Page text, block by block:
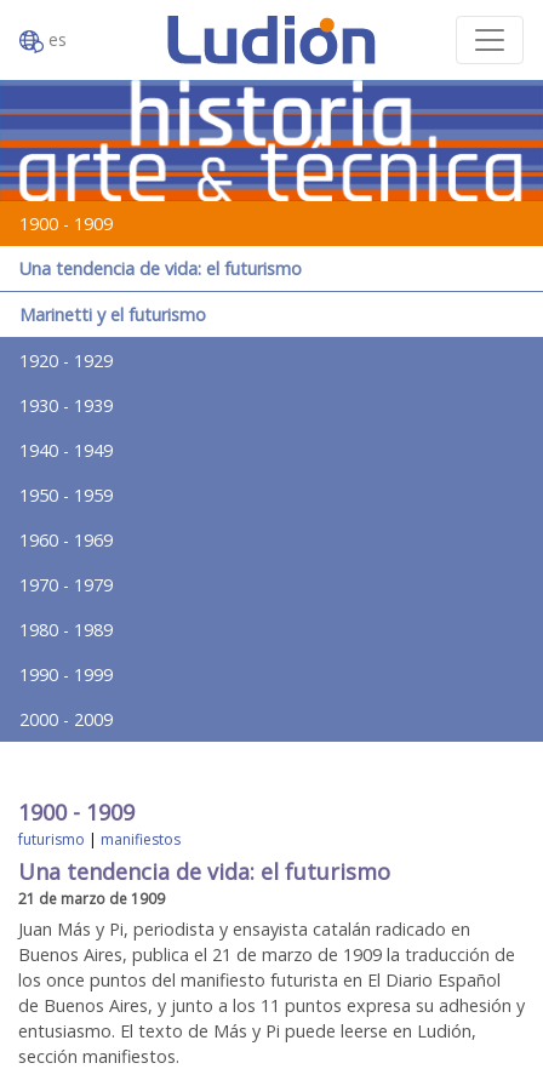
es
1900 - 1909
Una tendencia de vida: el futurismo
Marinetti y el futurismo
1920 - 1929
1930 - 1939
1940 - 1949
1950 - 1959
1960 - 1969
1970 - 1979
1980 - 1989
1990 - 1999
2000 - 2009
1900 - 1909
futurismo | manifiestos
Una tendencia de vida: el futurismo
21 de marzo de 1909
Juan Más y Pi, periodista y ensayista catalán radicado en
Buenos Aires, publica el 21 de marzo de 1909 la traducción de
los once puntos del manifiesto futurista en El Diario Español
de Buenos Aires, y junto a los 11 puntos expresa su adhesión y
entusiasmo. El texto de Más y Pi puede leerse en Ludión,
sección manifiestos.